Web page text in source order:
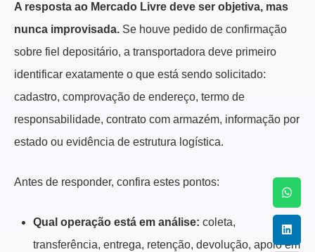
A resposta ao Mercado Livre deve ser objetiva, mas
nunca improvisada. Se houve pedido de confirmação
sobre fiel depositário, a transportadora deve primeiro
identificar exatamente o que está sendo solicitado:
cadastro, comprovação de endereço, termo de
responsabilidade, contrato com armazém, informação por
estado ou evidência de estrutura logística.
Antes de responder, confira estes pontos:
Qual operação está em análise: coleta,
transferência, entrega, retenção, devolução, apoio em